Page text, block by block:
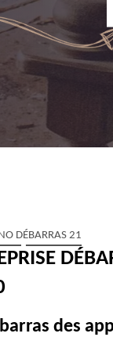
DÉBARRAS 21
des